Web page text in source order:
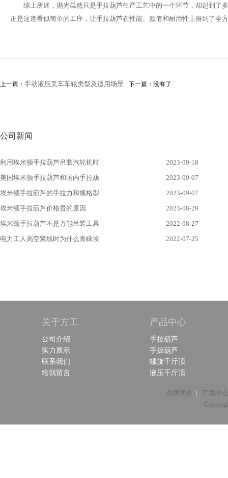
综上所述，抛光虽然只是手拉葫芦生产工艺中的一个环节，却起到了
正是这道看似简单的工序，让手拉葫芦在性能、颜值和耐用性上得到了全
上一篇： 手动液压叉车车轮类型及适用场景 下一篇：没有了
公司新闻
利用埃米顿手拉葫芦吊装汽轮机时
2023-09-18
美国埃米顿手拉葫芦和国内手拉葫
2023-09-07
埃米顿手拉葫芦的手拉力和规格型
2023-09-07
埃米顿手拉葫芦价格贵的原因
2023-08-29
埃米顿手拉葫芦不是万能吊装工具
2022-08-27
电力工人高空紧线时为什么青睐埃
2022-07-25
关于方工
公司介绍
实力展示
联系我们
给我留言
产品中心
手拉葫芦
手扳葫芦
螺旋千斤顶
液压千斤顶
品牌简介 |
产品中心